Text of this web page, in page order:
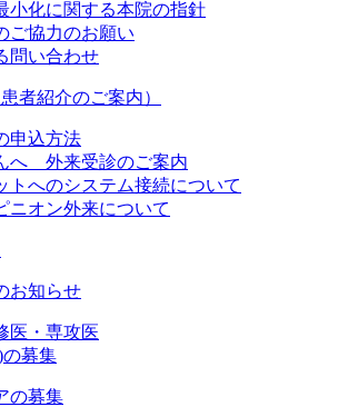
小化に関する本院の指針
ご協力のお願い
問い合わせ
者紹介のご案内）
申込方法
へ 外来受診のご案内
トへのシステム接続について
ニオン外来について
お知らせ
医・専攻医
募集
の募集